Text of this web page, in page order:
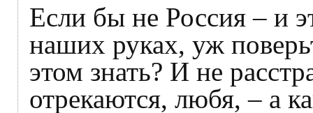
Если бы не Россия – и
наших руках, уж
этом знать? И не
отрекаются, любя, – а